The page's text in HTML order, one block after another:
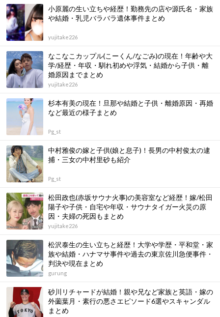
小原麗の生い立ちや経歴！勤務先の店や源氏名・家族
や結婚・乳児バラバラ遺体事件まとめ
yujitake226
なこなこカップル(こーくん/なごみ)の現在！年齢や大
学/経歴・年収・馴れ初めや浮気・結婚から子供・離
婚原因までまとめ
yujitake226
杉本有美の現在！旦那や結婚と子供・離婚原因・再婚
など最近の様子まとめ
Pg_st
中村雅俊の嫁と子供(娘と息子)！長男の中村俊太の逮
捕・三女の中村里砂も紹介
Pg_st
松田政也(赤坂サウナ火事)の美容室など経歴！嫁/松田
陽子や子供・自宅や年収・サウナタイガー火災の原
因・夫婦の死因もまとめ
yujitake226
松沢泰生の生い立ちと経歴！大学や学歴・平和堂・家
族や結婚・ハナマサ事件や過去の東京佐川急便事件・
判決や現在まとめ
gurung
砂川リチャードが結婚！親や兄など家族と英語・嫁の
外薗葉月・素行の悪さエピソード6選やスキャンダル
まとめ